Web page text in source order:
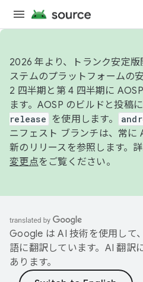
2026 年より、トランク安定
ステムのプラットフォームの
2 四半期と第 4 四半期に
ます。AOSP のビルドと投稿に
release
を使用します。
ニフェスト ブランチは、常に
新のリリースを参照します。
変更点をご覧ください。
Google は AI 技術を使用して
語に翻訳しています。AI 翻訳
あります。